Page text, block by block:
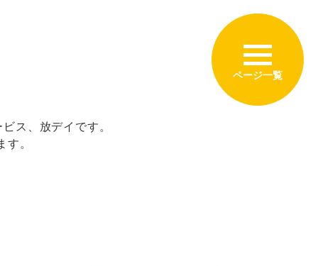
ス、放デイです。
す。